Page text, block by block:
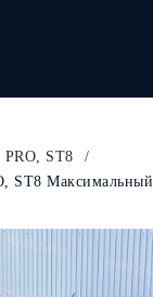
PRO, ST8
/
ST8 Максимальный